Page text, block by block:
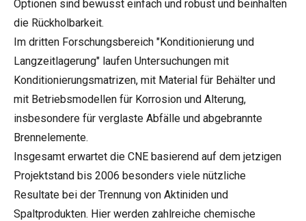
Optionen sind bewusst einfach und robust und beinhalten
die Rückholbarkeit.
Im dritten Forschungsbereich "Konditionierung und
Langzeitlagerung" laufen Untersuchungen mit
Konditionierungsmatrizen, mit Material für Behälter und
mit Betriebsmodellen für Korrosion und Alterung,
insbesondere für verglaste Abfälle und abgebrannte
Brennelemente.
Insgesamt erwartet die CNE basierend auf dem jetzigen
Projektstand bis 2006 besonders viele nützliche
Resultate bei der Trennung von Aktiniden und
Spaltprodukten. Hier werden zahlreiche chemische